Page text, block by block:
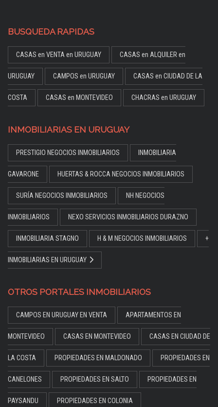
BUSQUEDA RAPIDAS
CASAS en VENTA en URUGUAY CASAS en ALQUILER en
URUGUAY CAMPOS en URUGUAY CASAS en CIUDAD DE LA
COSTA CASAS en MONTEVIDEO CHACRAS en URUGUAY
INMOBILIARIAS EN URUGUAY
PRESTIGIO NEGOCIOS INMOBILIARIOS INMOBILIARIA
GAVARONE HUERTAS & ROCCA NEGOCIOS INMOBILIARIOS
SURÍA NEGOCIOS INMOBILIARIOS NH NEGOCIOS
INMOBILIARIOS NEXO SERVICIOS INMOBILIARIOS DURAZNO
INMOBILIARIA STAGNO H & M NEGOCIOS INMOBILIARIOS +
INMOBILIARIAS EN URUGUAY
OTROS PORTALES INMOBILIARIOS
CAMPOS EN URUGUAY EN VENTA APARTAMENTOS EN
MONTEVIDEO CASAS EN MONTEVIDEO CASAS EN CIUDAD DE
LA COSTA PROPIEDADES EN MALDONADO PROPIEDADES EN
CANELONES PROPIEDADES EN SALTO PROPIEDADES EN
PAYSANDU PROPIEDADES EN COLONIA